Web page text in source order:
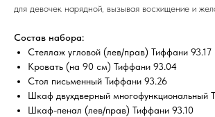
для девочек нарядной, вызывая восхищение и
Состав набора:
Стеллаж угловой (лев/прав) Тиффани 93.17
Кровать (на 90 см) Тиффани 93.04
Стол письменный Тиффани 93.26
Шкаф двухдверный многофункциональный
Шкаф-пенал (лев/прав) Тиффани 93.10